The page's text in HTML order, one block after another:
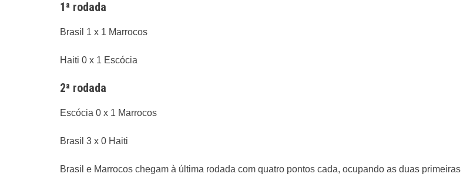
1ª rodada
Brasil 1 x 1 Marrocos
Haiti 0 x 1 Escócia
2ª rodada
Escócia 0 x 1 Marrocos
Brasil 3 x 0 Haiti
Brasil e Marrocos chegam à última rodada com quatro pontos cada, ocupando as duas primeiras